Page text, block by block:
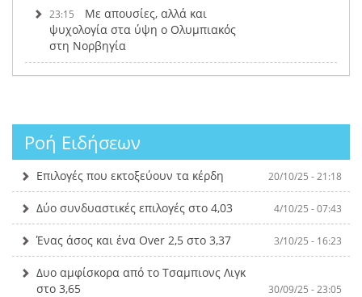
23:15
Με απουσίες, αλλά και
ψυχολογία στα ύψη ο Ολυμπιακός
στη Νορβηγία
Ροή Ειδήσεων
Επιλογές που εκτοξεύουν τα κέρδη 20/10/25 - 21:18
Δύο συνδυαστικές επιλογές στο 4,03 4/10/25 - 07:43
Ένας άσος και ένα Over 2,5 στο 3,37 3/10/25 - 16:23
Δυο αμφίσκορα από το Τσαμπιονς Λιγκ
στο 3,65
30/09/25 - 23:05